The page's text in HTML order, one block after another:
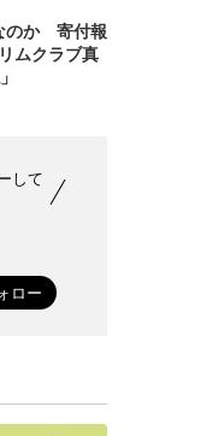
のか 寄付報
ムクラブ真
して